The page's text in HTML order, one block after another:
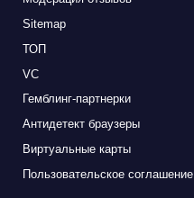
Sitemap
ТОП
VC
Гемблинг-партнерки
Антидетект браузеры
Виртуальные карты
Пользовательское соглашение